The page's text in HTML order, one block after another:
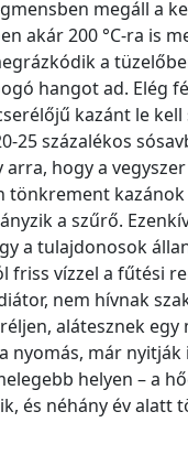
megáll a
akár 200 °C-ra is
a
hangot ad. Elég
kazánt le kell
25 százalékos
arra, hogy a
tönkrement
a szűrő.
a tulajdonosok
friss vízzel a fűtési
nem hívnak
alátesznek egy
nyomás, már nyitják
helyen – a
és néhány év alatt